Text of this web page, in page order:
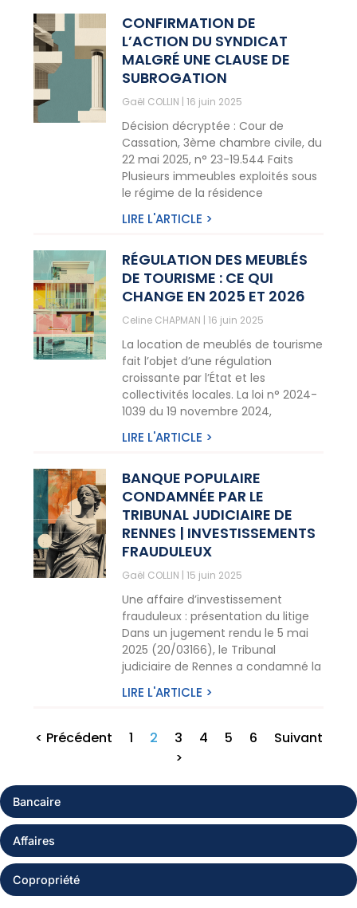
Bancaire
Affaires
Copropriété
CONFIRMATION DE
L’ACTION DU SYNDICAT
MALGRÉ UNE CLAUSE DE
SUBROGATION
Gaël COLLIN 16 juin 2025
Décision décryptée : Cour de
Cassation, 3ème chambre civile, du
22 mai 2025, n° 23-19.544 Faits
Plusieurs immeubles exploités sous
le régime de la résidence
LIRE L'ARTICLE >
RÉGULATION DES MEUBLÉS
DE TOURISME : CE QUI
CHANGE EN 2025 ET 2026
Celine CHAPMAN 16 juin 2025
La location de meublés de tourisme
fait l’objet d’une régulation
croissante par l’État et les
collectivités locales. La loi n° 2024-
1039 du 19 novembre 2024,
LIRE L'ARTICLE >
BANQUE POPULAIRE
CONDAMNÉE PAR LE
TRIBUNAL JUDICIAIRE DE
RENNES | INVESTISSEMENTS
FRAUDULEUX
Gaël COLLIN 15 juin 2025
Une affaire d’investissement
frauduleux : présentation du litige
Dans un jugement rendu le 5 mai
2025 (20/03166), le Tribunal
judiciaire de Rennes a condamné la
LIRE L'ARTICLE >
< Précédent 1 2 3 4 5 6
Suivant
>